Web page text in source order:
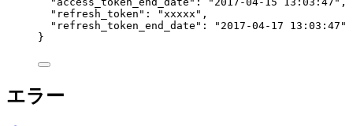
"refresh_token" : "xxxxx " ,
"refresh_token_end_date" : " 2017-04-17 13:03:47 "
}
エラー